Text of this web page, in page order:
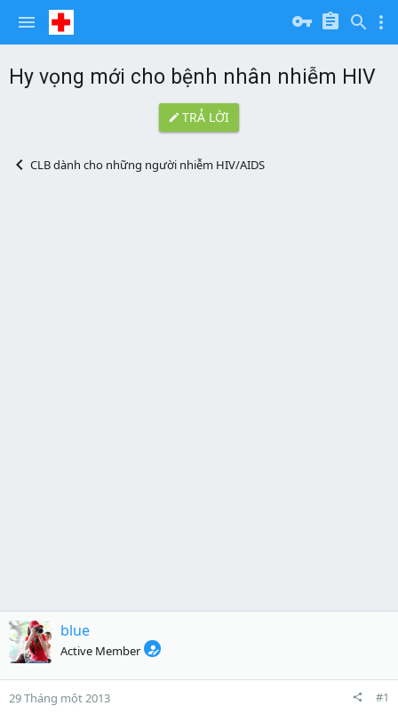
Hy vọng mới cho bệnh nhân nhiễm HIV
TRẢ LỜI
CLB dành cho những người nhiễm HIV/AIDS
blue
Active Member
29 Tháng một 2013 #1